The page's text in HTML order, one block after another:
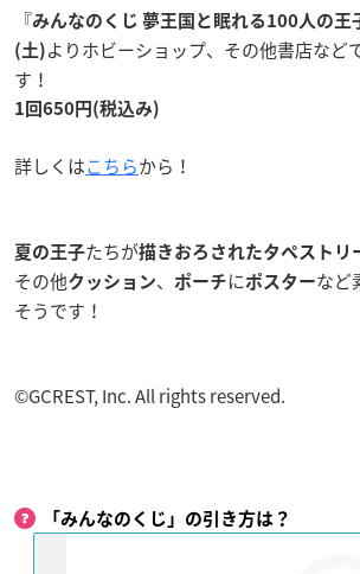
『みんなのくじ 夢王国と眠れる100人の王
(土) よりホビーショップ、その他書店など
す！
1回650円(税込み)
詳しくはこちらから！
夏の王子たちが描きおろされたタペストリ
その他クッション、 ポーチ にポスターなど
そうです！
©GCREST, Inc. All rights reserved.
「みんなのくじ」の引き方は？